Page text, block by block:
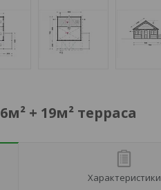
+ 19м² терраса
Характеристики